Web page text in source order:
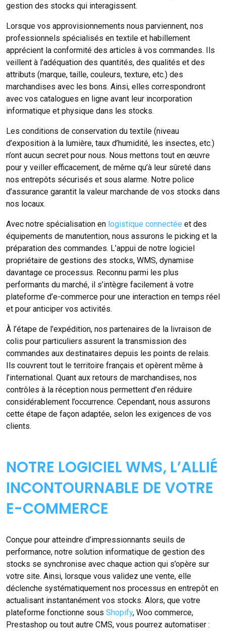
gestion des stocks qui interagissent.
Lorsque vos approvisionnements nous parviennent, nos
professionnels spécialisés en textile et habillement
apprécient la conformité des articles à vos commandes. Ils
veillent à l’adéquation des quantités, des qualités et des
attributs (marque, taille, couleurs, texture, etc.) des
marchandises avec les bons. Ainsi, elles correspondront
avec vos catalogues en ligne avant leur incorporation
informatique et physique dans les stocks.
Les conditions de conservation du textile (niveau
d’exposition à la lumière, taux d’humidité, les insectes, etc.)
n’ont aucun secret pour nous. Nous mettons tout en œuvre
pour y veiller efficacement, de même qu’à leur sûreté dans
nos entrepôts sécurisés et sous alarme. Notre police
d’assurance garantit la valeur marchande de vos stocks dans
nos locaux.
Avec notre spécialisation en logistique connectée et des
équipements de manutention, nous assurons le picking et la
préparation des commandes. L’appui de notre logiciel
propriétaire de gestions des stocks, WMS, dynamise
davantage ce processus. Reconnu parmi les plus
performants du marché, il s’intègre facilement à votre
plateforme d’e-commerce pour une interaction en temps réel
et pour anticiper vos activités.
À l’étape de l’expédition, nos partenaires de la livraison de
colis pour particuliers assurent la transmission des
commandes aux destinataires depuis les points de relais.
Ils couvrent tout le territoire français et opèrent même à
l’international. Quant aux retours de marchandises, nos
contrôles à la réception nous permettent d’en réduire
considérablement l’occurrence. Cependant, nous assurons
cette étape de façon adaptée, selon les exigences de vos
clients.
NOTRE LOGICIEL WMS, L’ALLIÉ
INCONTOURNABLE DE VOTRE
E-COMMERCE
Conçue pour atteindre d’impressionnants seuils de
performance, notre solution informatique de gestion des
stocks se synchronise avec chaque action qui s’opère sur
votre site. Ainsi, lorsque vous validez une vente, elle
déclenche systématiquement nos processus en entrepôt en
actualisant instantanément vos stocks. Alors, que votre
plateforme fonctionne sous Shopify, Woo commerce,
Prestashop ou tout autre CMS, vous pourrez automatiser :